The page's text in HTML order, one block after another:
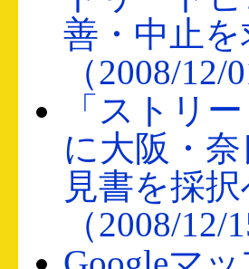
善・中止
（2008/12/
「ストリ
に大阪・
見書を採
（2008/12/